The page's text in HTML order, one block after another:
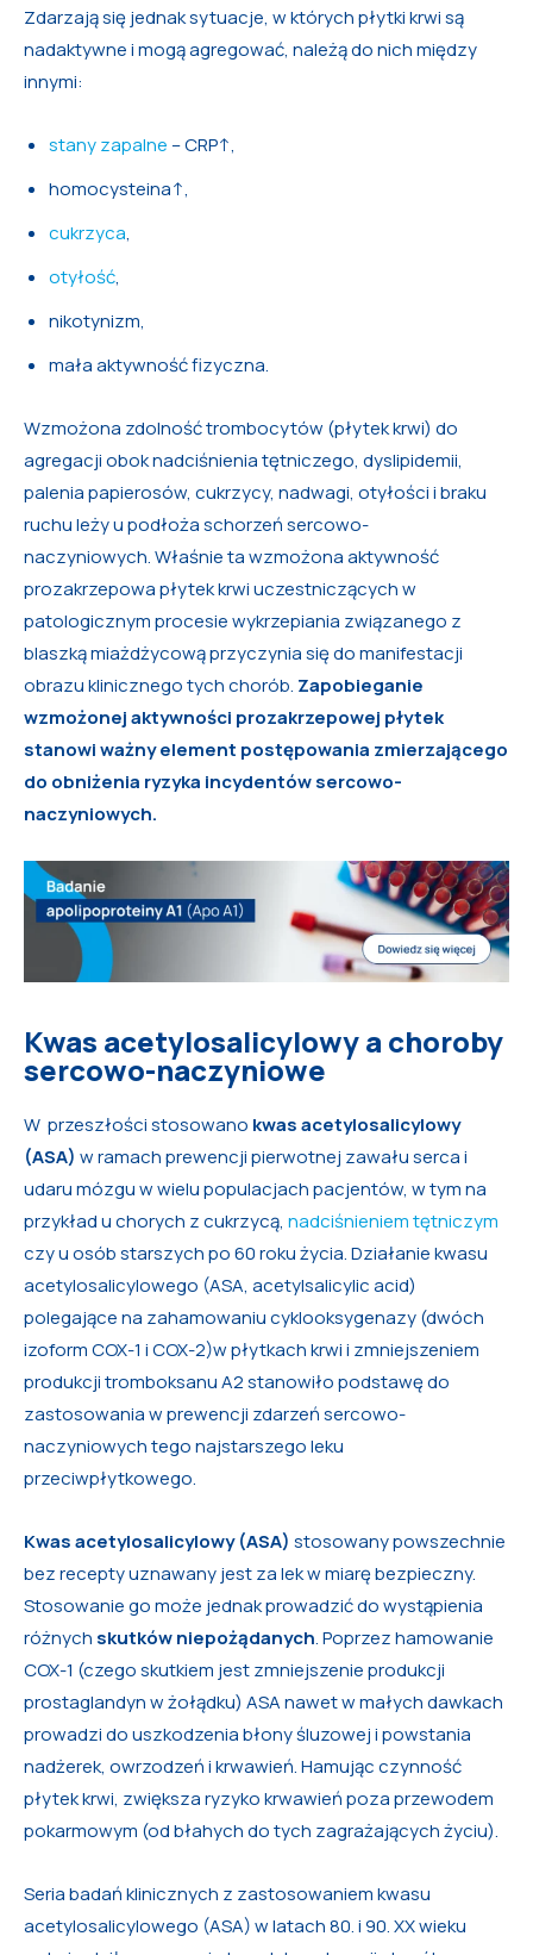
Zdarzają się jednak sytuacje, w których płytki krwi są
nadaktywne i mogą agregować, należą do nich między
innymi:
stany zapalne – CRP↑,
homocysteina↑,
cukrzyca,
otyłość,
nikotynizm,
mała aktywność fizyczna.
Wzmożona zdolność trombocytów (płytek krwi) do
agregacji obok nadciśnienia tętniczego, dyslipidemii,
palenia papierosów, cukrzycy, nadwagi, otyłości i braku
ruchu leży u podłoża schorzeń sercowo-
naczyniowych. Właśnie ta wzmożona aktywność
prozakrzepowa płytek krwi uczestniczących w
patologicznym procesie wykrzepiania związanego z
blaszką miażdżycową przyczynia się do manifestacji
obrazu klinicznego tych chorób. Zapobieganie
wzmożonej aktywności prozakrzepowej płytek
stanowi ważny element postępowania zmierzającego
do obniżenia ryzyka incydentów sercowo-
naczyniowych.
Kwas acetylosalicylowy a choroby
sercowo-naczyniowe
W przeszłości stosowano kwas acetylosalicylowy
(ASA) w ramach prewencji pierwotnej zawału serca i
udaru mózgu w wielu populacjach pacjentów, w tym na
przykład u chorych z cukrzycą, nadciśnieniem tętniczym
czy u osób starszych po 60 roku życia. Działanie kwasu
acetylosalicylowego (ASA, acetylsalicylic acid)
polegające na zahamowaniu cyklooksygenazy (dwóch
izoform COX-1 i COX-2)w płytkach krwi i zmniejszeniem
produkcji tromboksanu A2 stanowiło podstawę do
zastosowania w prewencji zdarzeń sercowo-
naczyniowych tego najstarszego leku
przeciwpłytkowego.
Kwas acetylosalicylowy (ASA) stosowany powszechnie
bez recepty uznawany jest za lek w miarę bezpieczny.
Stosowanie go może jednak prowadzić do wystąpienia
różnych skutków niepożądanych. Poprzez hamowanie
COX-1 (czego skutkiem jest zmniejszenie produkcji
prostaglandyn w żołądku) ASA nawet w małych dawkach
prowadzi do uszkodzenia błony śluzowej i powstania
nadżerek, owrzodzeń i krwawień. Hamując czynność
płytek krwi, zwiększa ryzyko krwawień poza przewodem
pokarmowym (od błahych do tych zagrażających życiu).
Seria badań klinicznych z zastosowaniem kwasu
acetylosalicylowego (ASA) w latach 80. i 90. XX wieku